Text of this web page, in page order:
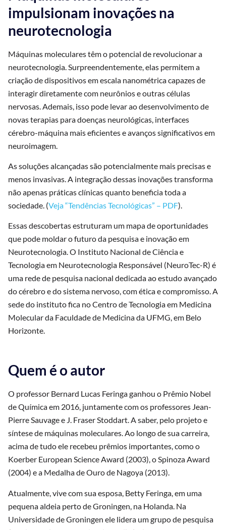
impulsionam inovações na
neurotecnologia
Máquinas moleculares têm o potencial de revolucionar a
neurotecnologia. Surpreendentemente, elas permitem a
criação de dispositivos em escala nanométrica capazes de
interagir diretamente com neurônios e outras células
nervosas. Ademais, isso pode levar ao desenvolvimento de
novas terapias para doenças neurológicas, interfaces
cérebro-máquina mais eficientes e avanços significativos em
neuroimagem.
As soluções alcançadas são potencialmente mais precisas e
menos invasivas. A integração dessas inovações transforma
não apenas práticas clínicas quanto beneficia toda a
sociedade. (Veja “Tendências Tecnológicas” – PDF).
Essas descobertas estruturam um mapa de oportunidades
que pode moldar o futuro da pesquisa e inovação em
Neurotecnologia. O Instituto Nacional de Ciência e
Tecnologia em Neurotecnologia Responsável (NeuroTec-R) é
uma rede de pesquisa nacional dedicada ao estudo avançado
do cérebro e do sistema nervoso, com ética e compromisso. A
sede do instituto fica no Centro de Tecnologia em Medicina
Molecular da Faculdade de Medicina da UFMG, em Belo
Horizonte.
Quem é o autor
O professor Bernard Lucas Feringa ganhou o Prêmio Nobel
de Química em 2016, juntamente com os professores Jean-
Pierre Sauvage e J. Fraser Stoddart. A saber, pelo projeto e
síntese de máquinas moleculares. Ao longo de sua carreira,
acima de tudo ele recebeu prêmios importantes, como o
Koerber European Science Award (2003), o Spinoza Award
(2004) e a Medalha de Ouro de Nagoya (2013).
Atualmente, vive com sua esposa, Betty Feringa, em uma
pequena aldeia perto de Groningen, na Holanda. Na
Universidade de Groningen ele lidera um grupo de pesquisa